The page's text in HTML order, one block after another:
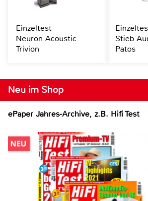
Neu im Shop
ePaper Jahres-Archive, z.B. Hifi Test
Einzeltest
Neuron Acoustic
Trivion
Stieb
Patos